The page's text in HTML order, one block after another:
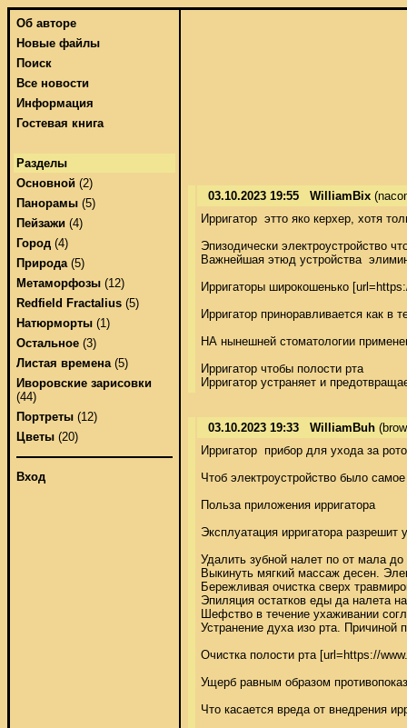
Об авторе
Новые файлы
Поиск
Все новости
Информация
Гостевая книга
Разделы
Основной (2)
Панорамы (5)
Пейзажи (4)
Город (4)
Природа(5)
Метаморфозы (12)
Redfield Fractalius (5)
Натюрморты (1)
Остальное (3)
Листая времена(5)
Иворовские зарисовки
(44)
Портреты (12)
Цветы (20)
Вход
03.10.2023 19:55 WilliamBix
Ирригатор  этто яко керхер, хотя
Эпизодически электроустройство
Важнейшая этюд устройства
Ирригаторы широкошенько
Ирригатор приноравливается как в
НА нынешней стоматологии
Ирригатор чтобы полости рта
Ирригатор устраняет и
03.10.2023 19:33 WilliamBuh
Ирригатор  прибор для ухода за
Чтоб электроустройство было
Польза приложения ирригатора
Эксплуатация ирригатора
Удалить зубной налет по от мала
Выкинуть мягкий массаж десен.
Бережливая очистка сверх
Эпиляция остатков еды да налета
Шефство в течение ухаживании
Устранение духа изо рта. Причиной
Очистка полости рта [url=https://
Ущерб равным образом
Что касается вреда от внедрения